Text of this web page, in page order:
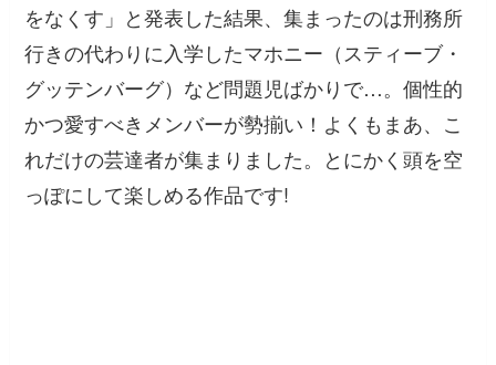
をなくす」と発表した結果、集まったのは刑務所
行きの代わりに入学したマホニー（スティーブ・
グッテンバーグ）など問題児ばかりで…。個性的
かつ愛すべきメンバーが勢揃い！よくもまあ、こ
れだけの芸達者が集まりました。とにかく頭を空
っぽにして楽しめる作品です!